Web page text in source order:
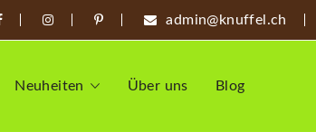
admin@knuffel.ch
Neuheiten Über uns Blog